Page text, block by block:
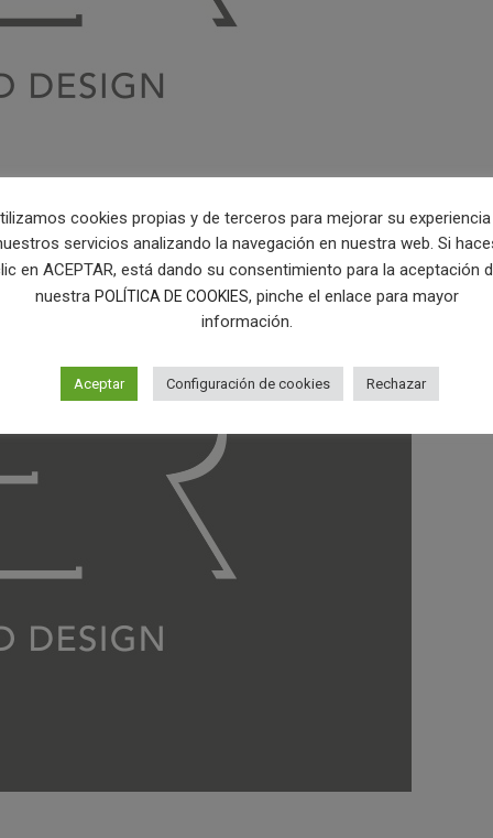
cookies propias y de terceros para mejorar su
servicios analizando la navegación en nuestra web. Si
en ACEPTAR, está dando su consentimiento para la aceptación
nuestra POLÍTICA DE COOKIES, pinche el enlace para mayor
información.
Aceptar Configuración de cookies Rechazar